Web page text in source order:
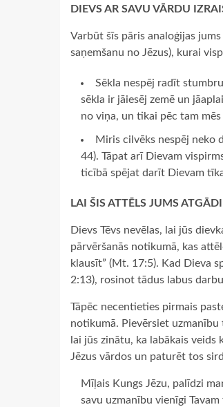
DIEVS AR SAVU VĀRDU
Varbūt šīs pāris analoģijas
saņemšanu no Jēzus), kurai
Sēkla nespēj radīt
sēkla ir jāiesēj zemē un
no viņa, un tikai pēc tam
Miris cilvēks nespēj neko
44). Tāpat arī Dievam
ticībā spējat darīt Dievam
LAI ŠIS ATTĒLS JUMS
Dievs Tēvs nevēlas, lai jūs
pārvēršanās notikumā, kas
klausīt” (Mt. 17:5). Kad Dieva
2:13), rosinot tādus labus
Tāpēc necentieties pirmais
notikumā. Pievērsiet uzmanību
lai jūs zinātu, ka labākais
Jēzus vārdos un paturēt tos
Mīļais Kungs Jēzu, palīdzi
savu uzmanību vienīgi